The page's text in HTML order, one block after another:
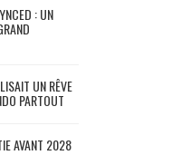
: UN
UN RÊVE
PARTOUT
AVANT 2028